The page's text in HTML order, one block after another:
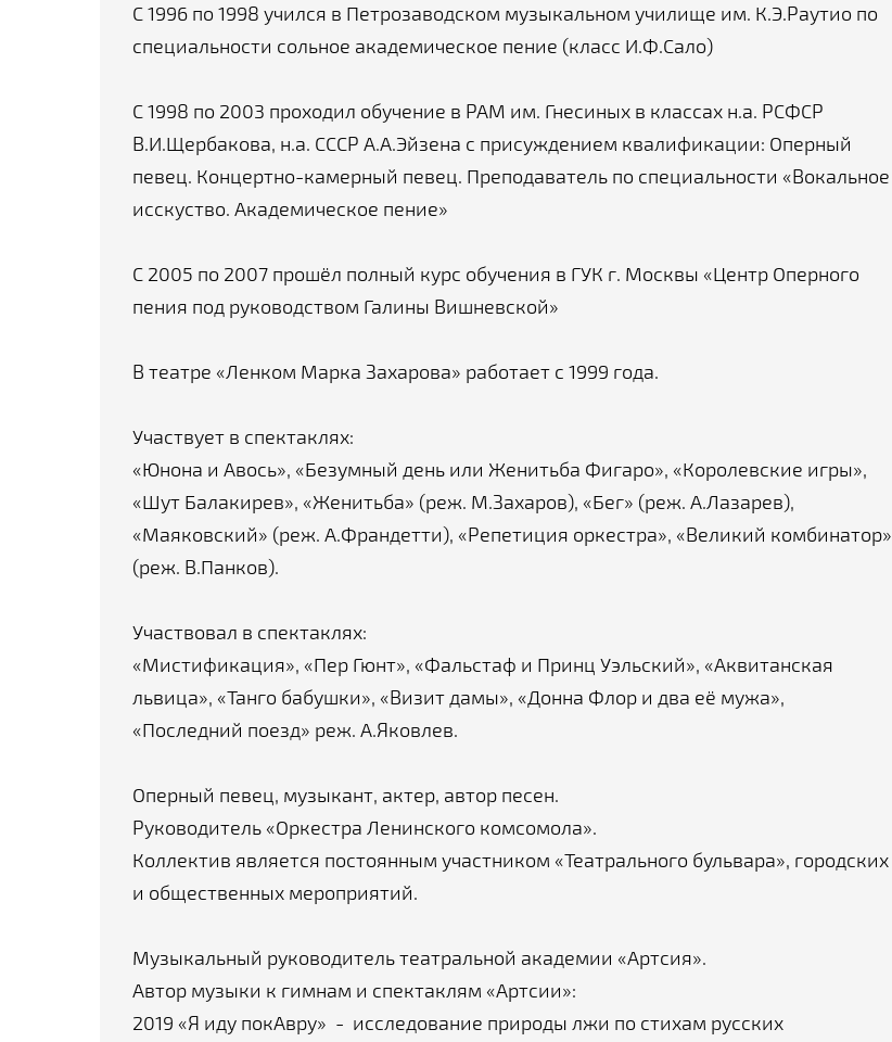
С 1996 по 1998 учился в Петрозаводском музыкальном училище им. К.Э.Раутио по
специальности сольное академическое пение (класс И.Ф.Сало)
С 1998 по 2003 проходил обучение в РАМ им. Гнесиных в классах н.а. РСФСР
В.И.Щербакова, н.а. СССР А.А.Эйзена с присуждением квалификации: Оперный
певец. Концертно-камерный певец. Преподаватель по специальности «Вокальное
исскуство. Академическое пение»
С 2005 по 2007 прошёл полный курс обучения в ГУК г. Москвы «Центр Оперного
пения под руководством Галины Вишневской»
В театре «Ленком Марка Захарова» работает с 1999 года.
Участвует в спектаклях:
«Юнона и Авось», «Безумный день или Женитьба Фигаро», «Королевские игры»,
«Шут Балакирев», «Женитьба» (реж. М.Захаров), «Бег» (реж. А.Лазарев),
«Маяковский» (реж. А.Франдетти), «Репетиция оркестра», «Великий комбинатор»
(реж. В.Панков).
Участвовал в спектаклях:
«Мистификация», «Пер Гюнт», «Фальстаф и Принц Уэльский», «Аквитанская
львица», «Танго бабушки», «Визит дамы», «Донна Флор и два её мужа»,
«Последний поезд» реж. А.Яковлев.
Оперный певец, музыкант, актер, автор песен.
Руководитель «Оркестра Ленинского комсомола».
Коллектив является постоянным участником «Театрального бульвара», городских
и общественных мероприятий.
Музыкальный руководитель театральной академии «Артсия».
Автор музыки к гимнам и спектаклям «Артсии»:
2019 «Я иду покАвру» - исследование природы лжи по стихам русских